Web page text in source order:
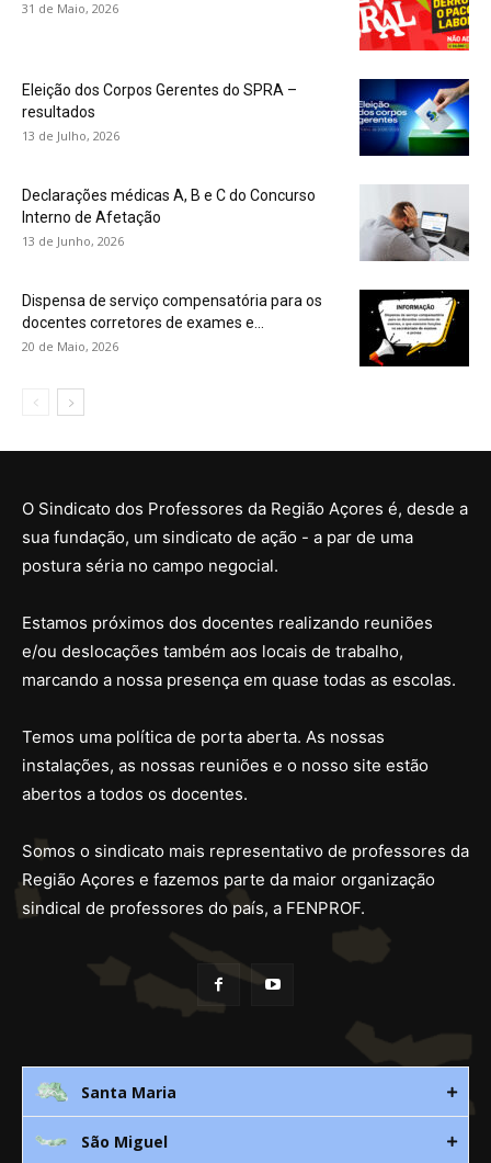
31 de Maio, 2026
Eleição dos Corpos Gerentes do SPRA –
resultados
13 de Julho, 2026
Declarações médicas A, B e C do Concurso
Interno de Afetação
13 de Junho, 2026
Dispensa de serviço compensatória para os
docentes corretores de exames e...
20 de Maio, 2026
O Sindicato dos Professores da Região Açores é, desde a
sua fundação, um sindicato de ação - a par de uma
postura séria no campo negocial.
Estamos próximos dos docentes realizando reuniões
e/ou deslocações também aos locais de trabalho,
marcando a nossa presença em quase todas as escolas.
Temos uma política de porta aberta. As nossas
instalações, as nossas reuniões e o nosso site estão
abertos a todos os docentes.
Somos o sindicato mais representativo de professores da
Região Açores e fazemos parte da maior organização
sindical de professores do país, a FENPROF.
Santa Maria
Rua 3. Leandres Chaves, 12C
São Miguel